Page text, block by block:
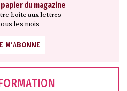
papier du magazine
boite aux lettres
les mois
M’ABONNE